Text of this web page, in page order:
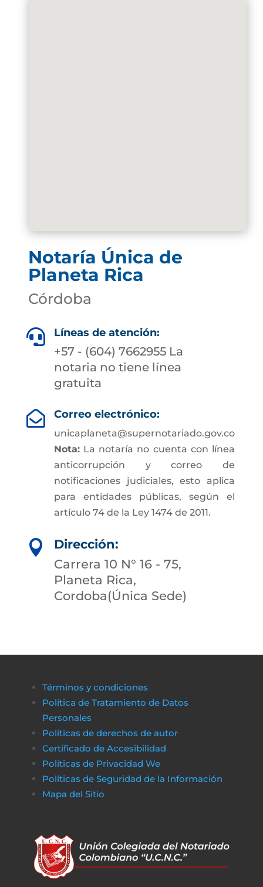
Notaría Única de
Planeta Rica
Córdoba
 Líneas de atención:
+57 - (604) 7662955 La
notaria no tiene línea
gratuita
 Correo electrónico:
unicaplaneta@supernotariado.gov.co
Nota:La notaría no cuenta con línea
anticorrupción y correo de
notificaciones judiciales, esto aplica
para entidades públicas, según el
artículo 74 de la Ley 1474 de 2011.

Dirección:
Carrera 10 N° 16 - 75,
Planeta Rica,
Cordoba(Única Sede)
Términos y condiciones
Política de Tratamiento de Datos
Personales
Políticas de derechos de autor
Certificado de Accesibilidad
Políticas de Privacidad We
Políticas de Seguridad de la Información
Mapa del Sitio